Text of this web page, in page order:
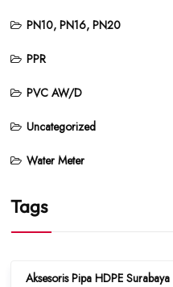
PN10, PN16, PN20
PPR
PVC AW/D
Uncategorized
Water Meter
Tags
Aksesoris Pipa HDPE Surabaya